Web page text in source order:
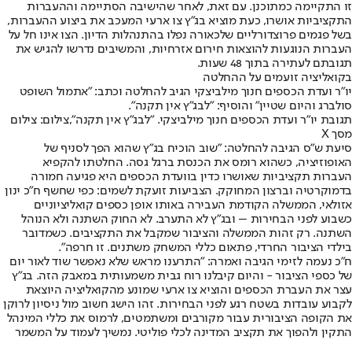
זו התקיימה כמתוכנן. עם זאת, לאחר שהישיבה הסתיימה וההעברות
התקציביות אושרו, כעת מוציא בג”ץ צו ארעי המעכב את ביצוע ההעברות,
בשל פגמים פרוצדורליים שלכאורה נפלו בהתנהלות הדיון. הצו אינו חל על
העברות הנוגעות להוצאות חירום אזרחיות, והמשיבים נדרשו להגיש את
תגובתם לעתירה בתוך 48 שעות.
בקואליציה זועמים על ההחלטה
יו"ר ועדת הכספים חנוך מילביצקי הגיב להחלטה וכתב: "אתמול השופט
סולברג והיום שטיין" והוסיף: "לבג"ץ אין תקנה".
תגובת יו"ר ועדת הכספים חנוך מילביצקי. "לבג"ץ אין תקנה",צילום: צילום
מסך X
סיעת ש״ס הגיבה להחלטה: "שוב הוכיח בג״ץ שהוא הפך לסניף של
האופוזיציה, כשהוא רומס את הכנסת ברגל גסה. החלטתו להקפיא
העברות תקציביות שאושרו כדין בוועדת הכספים היא פגיעה חמורה
בדמוקרטיה וברצון המחוקק. הצביעות זועקת לשמים: כפי שחשף ח״כ ינון
אזולאי, הממשלה הקודמת העבירה באותו אופן כספים קואליציוניים
כשבוע לפני הבחירות – ובג״ץ לא התערב. לא החוק השתנה ולא הנוהל
השתנה. רק זהות הממשלה והציבור שמקבל את התקציבים. כשמדובר
בילדי הציבור החרדי, פתאום כללי המשחק משתנים. זו חרפה".
ח"כ נעמה לזימי הגיבה ואמרה: "התרענו מראש שלא נאפשר שוד לאור יום
של כספי הציבור - והיום קיבלנו רוח גבית משמעותית במאבק הזה. בג"ץ
עצר את העברת הכספים והוציא צו ארעי שמונע מהקואליציה היוצאת
לקבוע עובדות בשטח רגע לפני הבחירות. זהו הישג חשוב מול ניסיון לרוקן
את הקופה הציבורית עבור מקורבים ומשתמטים, לרמוס את כללי המינהל
התקין ולהפוך את תקציב המדינה לכלי פוליטי. נמשיך לעמוד על המשמר